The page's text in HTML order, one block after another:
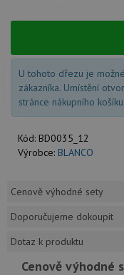
U tohoto dřezu je možné
zákazníka. Umístění
stránce nákupního košíku.
Kód: BD0035_12
Výrobce: BLANCO
Cenově výhodné sety
Doporučujeme dokoupit
Dotaz k produktu
Cenově výhodné